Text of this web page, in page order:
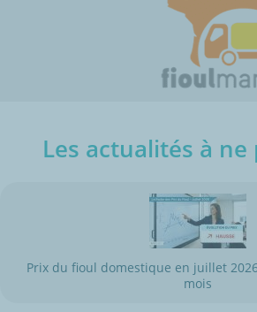
Les actualités à
Prix du fioul domestique en juillet
mois